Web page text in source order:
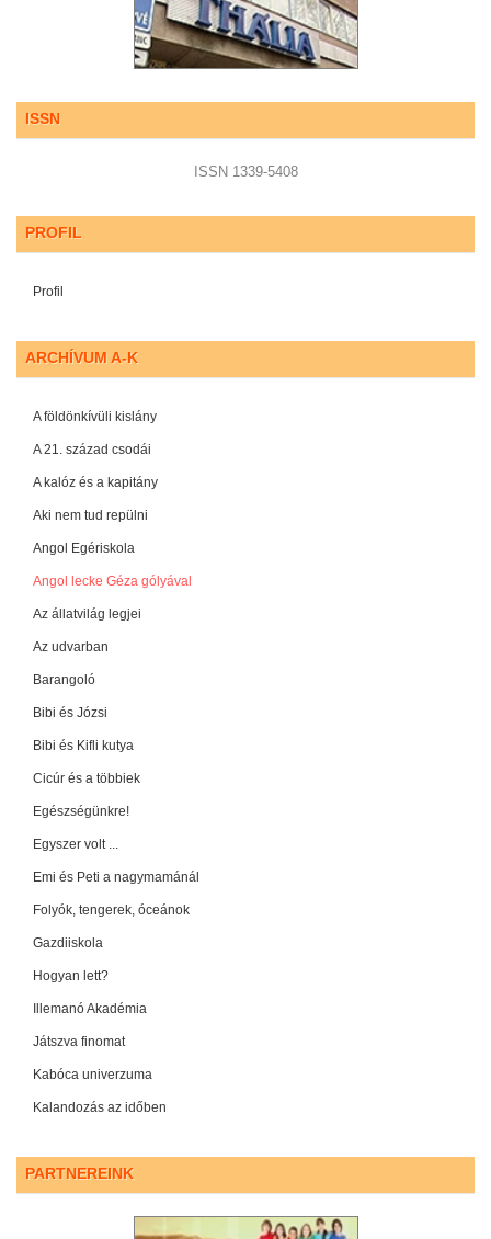
ISSN
ISSN 1339-5408
PROFIL
Profil
ARCHÍVUM A-K
A földönkívüli kislány
A 21. század csodái
A kalóz és a kapitány
Aki nem tud repülni
Angol Egériskola
Angol lecke Géza gólyával
Az állatvilág legjei
Az udvarban
Barangoló
Bibi és Józsi
Bibi és Kifli kutya
Cicúr és a többiek
Egészségünkre!
Egyszer volt ...
Emi és Peti a nagymamánál
Folyók, tengerek, óceánok
Gazdiiskola
Hogyan lett?
Illemanó Akadémia
Játszva finomat
Kabóca univerzuma
Kalandozás az időben
PARTNEREINK